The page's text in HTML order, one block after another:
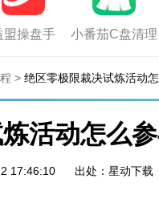
盟操盘手 小番茄C盘清理
> 绝区零极限裁决试炼活动
活动怎么
17:46:10 出处：星动下载